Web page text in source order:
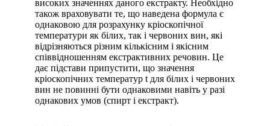
високих значеннях даного екстракту. Необхідно
також враховувати те, що наведена формула є
однаковою для розрахунку кріоскопічної
температури як білих, так і червоних вин, які
відрізняються різним кількісним і якісним
співвідношенням екстрактивних речовин. Це
дає підстави припустити, що значення
кріоскопічних температур t для білих і червоних
вин не повинні бути однаковими навіть у разі
однакових умов (спирт і екстракт).